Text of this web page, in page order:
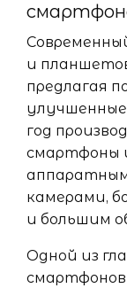
и
предлагая
год
смартфоны
камерами,
и большим
Одной из